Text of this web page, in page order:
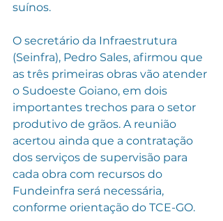
suínos.
O secretário da Infraestrutura
(Seinfra), Pedro Sales, afirmou que
as três primeiras obras vão atender
o Sudoeste Goiano, em dois
importantes trechos para o setor
produtivo de grãos. A reunião
acertou ainda que a contratação
dos serviços de supervisão para
cada obra com recursos do
Fundeinfra será necessária,
conforme orientação do TCE-GO.